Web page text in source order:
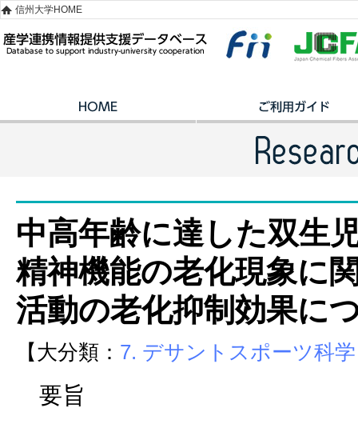
信州大学HOME
中高年齢に達した双生
精神機能の老化現象に
活動の老化抑制効果に
【大分類： 7. デサントスポーツ科学
要旨